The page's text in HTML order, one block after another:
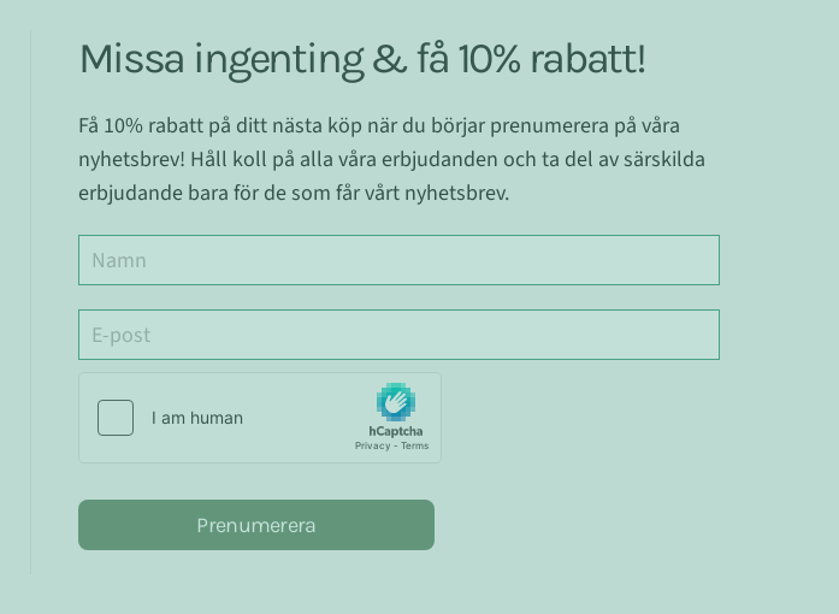
Missa ingenting & få 10% rabatt!
Få 10% rabatt på ditt nästa köp när du börjar prenumerera på våra
nyhetsbrev! Håll koll på alla våra erbjudanden och ta del av särskilda
erbjudande bara för de som får vårt nyhetsbrev.
Prenumerera